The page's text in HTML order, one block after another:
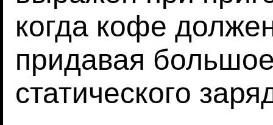
когда кофе
придавая
статического